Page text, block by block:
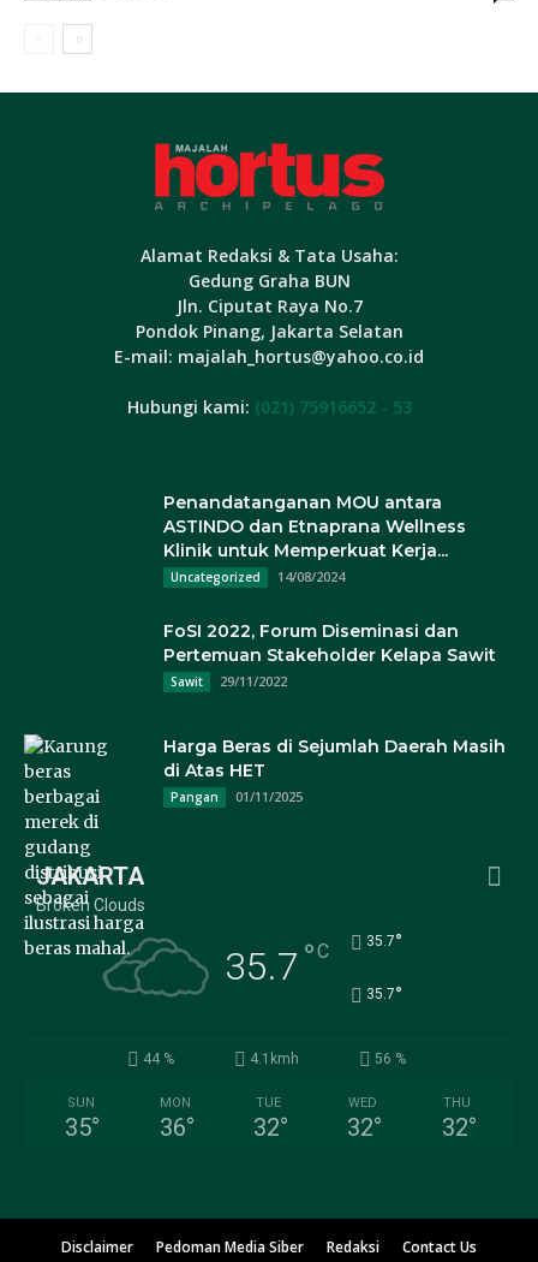
Alamat Redaksi & Tata Usaha:
Gedung Graha BUN
Jln. Ciputat Raya No.7
Pondok Pinang, Jakarta Selatan
E-mail: majalah_hortus@yahoo.co.id
Hubungi kami: (021) 75916652 - 53
Penandatanganan MOU antara
ASTINDO dan Etnaprana Wellness
Klinik untuk Memperkuat Kerja...
Uncategorized 14/08/2024
FoSI 2022, Forum Diseminasi dan
Pertemuan Stakeholder Kelapa Sawit
Sawit 29/11/2022
Harga Beras di Sejumlah Daerah Masih
di Atas HET
Pangan 01/11/2025
JAKARTA
Broken Clouds
35.7 °C 35.7°
35.7°
44 % 4.1kmh 56 %
SUN
35°
MON
36°
TUE
32°
WED
32°
THU
32°
Disclaimer Pedoman Media Siber Redaksi Contact Us